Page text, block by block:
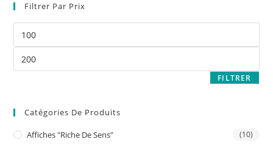
Filtrer Par Prix
FILTRER
Catégories De Produits
Affiches "riche De Sens" (10)